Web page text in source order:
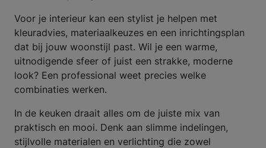
Voor je interieur kan een stylist je helpen met
kleuradvies, materiaalkeuzes en een inrichtingsplan
dat bij jouw woonstijl past. Wil je een warme,
uitnodigende sfeer of juist een strakke, moderne
look? Een professional weet precies welke
combinaties werken.
In de keuken draait alles om de juiste mix van
praktisch en mooi. Denk aan slimme indelingen,
stijlvolle materialen en verlichting die zowel